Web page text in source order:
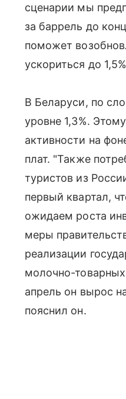
сценарии мы
за баррель до
поможет
ускориться до
В Беларуси, по
уровне 1,3%.
активности на
плат. "Также
туристов из
первый квартал,
ожидаем роста
меры
реализации
молочно-
апрель он вырос
пояснил он.